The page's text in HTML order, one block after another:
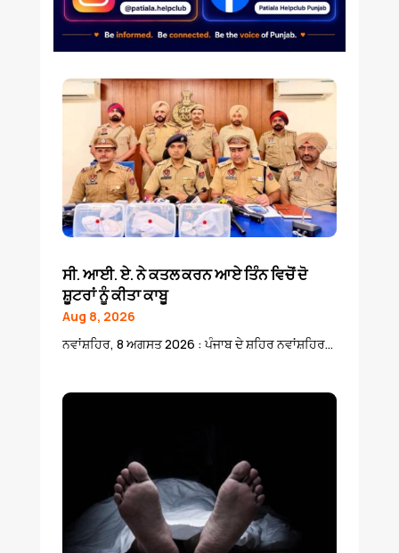
ਸੀ. ਆਈ. ਏ. ਨੇ ਕਤਲ ਕਰਨ ਆਏ ਤਿੰਨ ਵਿਚੋਂ ਦੋ
ਸ਼ੂਟਰਾਂ ਨੂੰ ਕੀਤਾ ਕਾਬੂ
Aug 8, 2026
ਨਵਾਂਸ਼ਹਿਰ, 8 ਅਗਸਤ 2026 : ਪੰਜਾਬ ਦੇ ਸ਼ਹਿਰ ਨਵਾਂਸ਼ਹਿਰ...